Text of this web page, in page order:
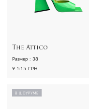
The Attico
Размер : 38
9 515 ГРН
В ШОУРУМЕ